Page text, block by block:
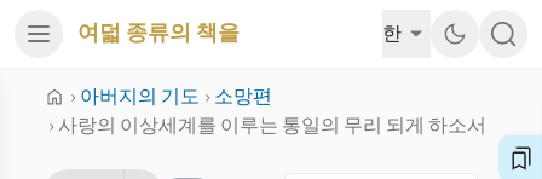
여덟 종류의 책을 한
› 아버지의 기도 › 소망편
› 사랑의 이상세계를 이루는 통일의 무리 되게 하소서